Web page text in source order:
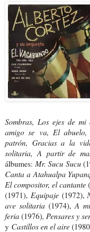
Sombras, Los ejes de
amigo se va, El
patrón, Gracias a la
solitaria, A partir de
álbumes: Mr. Sucu Sucu
Canta a Atahualpa
El compositor, el cantante
(1971), Equipaje (1972),
ave solitaria(1974),A
feria(1976), Pensares y
y Castillos en el aire